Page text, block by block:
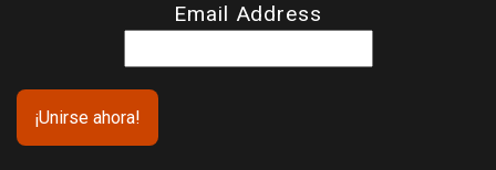
Email Address